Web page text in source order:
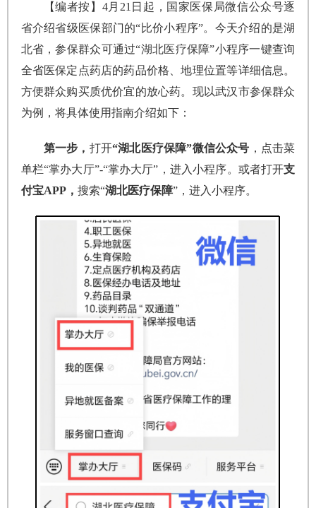
【编者按】4月21日起，国家医保局微信公众号逐
省介绍省级医保部门的“比价小程序”。今天介绍的是湖
北省，参保群众可通过“湖北医疗保障”小程序一键查询
全省医保定点药店的药品价格、地理位置等详细信息。
方便群众购买质优价宜的放心药。现以武汉市参保群众
为例，将具体使用指南介绍如下：
第一步， 打开“湖北医疗保障”微信公众号 ，点击菜
单栏“掌办大厅”-“掌办大厅”，进入小程序。或者打开支
付宝APP， 搜索“湖北医疗保障”，进入小程序。